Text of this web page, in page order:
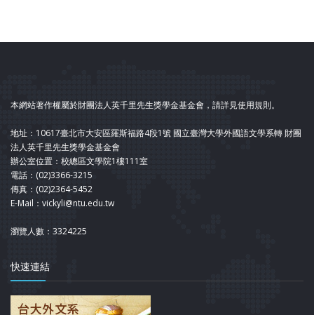
本網站著作權屬於財團法人英千里先生獎學金基金會，請詳見使用規則。
地址：10617臺北市大安區羅斯福路4段1號 國立臺灣大學外國語文學系轉 財團
法人英千里先生獎學金基金會
辦公室位置：校總區文學院1樓111室
電話：(02)3366-3215
傳真：(02)2364-5452
E-Mail：vickyli@ntu.edu.tw
瀏覽人數：3324225
快速連結